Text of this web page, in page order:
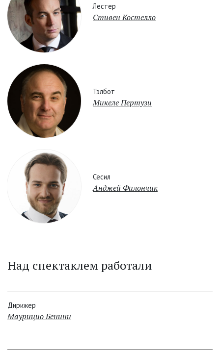
Лестер
Стивен Костелло
Тэлбот
Микеле Пертузи
Сесил
Анджей Филончик
Над спектаклем работали
Дирижер
Маурицио Бенини